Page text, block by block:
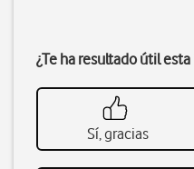
¿Te ha resultado útil
Sí, gracias